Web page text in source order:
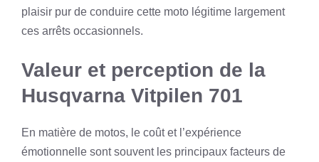
plaisir pur de conduire cette moto légitime largement
ces arrêts occasionnels.
Valeur et perception de la
Husqvarna Vitpilen 701
En matière de motos, le coût et l’expérience
émotionnelle sont souvent les principaux facteurs de